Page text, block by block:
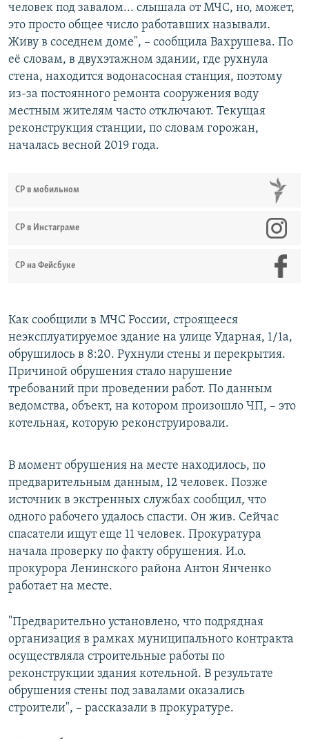
человек под завалом... слышала от МЧС, но, может,
это просто общее число работавших называли.
Живу в соседнем доме", – сообщила Вахрушева. По
её словам, в двухэтажном здании, где рухнула
стена, находится водонасосная станция, поэтому
из-за постоянного ремонта сооружения воду
местным жителям часто отключают. Текущая
реконструкция станции, по словам горожан,
началась весной 2019 года.
СР в мобильном
СР в Инстаграме
СР на Фейсбуке
Как сообщили в МЧС России, строящееся
неэксплуатируемое здание на улице Ударная, 1/1а,
обрушилось в 8:20. Рухнули стены и перекрытия.
Причиной обрушения стало нарушение
требований при проведении работ. По данным
ведомства, объект, на котором произошло ЧП, – это
котельная, которую реконструировали.
В момент обрушения на месте находилось, по
предварительным данным, 12 человек. Позже
источник в экстренных службах сообщил, что
одного рабочего удалось спасти. Он жив. Сейчас
спасатели ищут еще 11 человек. Прокуратура
начала проверку по факту обрушения. И.о.
прокурора Ленинского района Антон Янченко
работает на месте.
"Предварительно установлено, что подрядная
организация в рамках муниципального контракта
осуществляла строительные работы по
реконструкции здания котельной. В результате
обрушения стены под завалами оказались
строители", – рассказали в прокуратуре.